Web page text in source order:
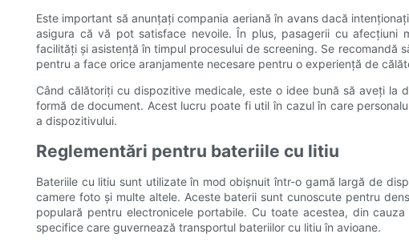
Este important să anunțați compania aeriană în avans dacă
asigura că vă pot satisface nevoile. În plus, pasagerii cu afecțiuni
facilități și asistență în timpul procesului de screening. Se recomandă
pentru a face orice aranjamente necesare pentru o experiență de
Când călătoriți cu dispozitive medicale, este o idee bună să aveți la
formă de document. Acest lucru poate fi util în cazul în care
a dispozitivului.
Reglementări pentru bateriile cu litiu
Bateriile cu litiu sunt utilizate în mod obișnuit într-o gamă largă de
camere foto și multe altele. Aceste baterii sunt cunoscute pentru
populară pentru electronicele portabile. Cu toate acestea, din
specifice care guvernează transportul bateriilor cu litiu în avioane.